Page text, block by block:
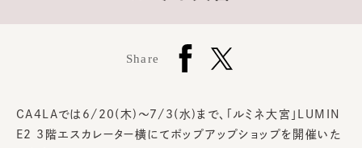
Share
CA4LAでは6/20(木)～7/3(水)まで、「ルミネ大宮」LUMIN
E2 3階エスカレーター横にてポップアップショップを開催いた